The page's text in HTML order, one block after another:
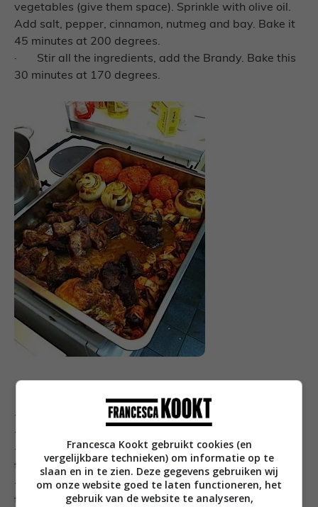
vegetables (give them space). Sprinkle with olive oil.
Add salt, pepper, cinnamon, nutmeg and bay. Bake it
45 minutes at 200 degrees.
· Stir all the ingredients, add the Brandy. Bake this
30 minutes at 170 degrees.
·
Stir again all the ingredients.
·
·
Put all the ingredients (meat and vegetables) in
the meat blender and blend.
· Make the bread wet with a little bit of milk, add to
the blender.
Francesca Kookt gebruikt cookies (en
vergelijkbare technieken) om informatie op te
slaan en in te zien. Deze gegevens gebruiken wij
om onze website goed te laten functioneren, het
gebruik van de website te analyseren,